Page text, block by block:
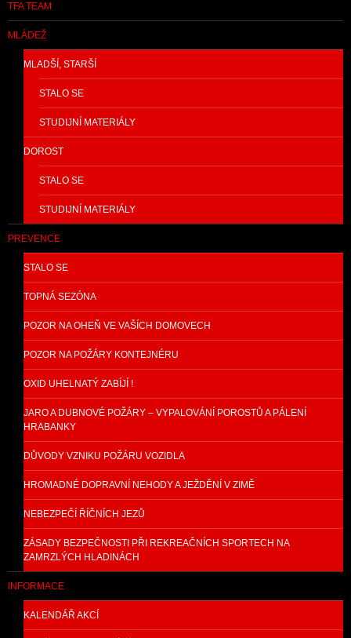
TFA TEAM
MLÁDEŽ
MLADŠÍ, STARŠÍ
STALO SE
STUDIJNÍ MATERIÁLY
DOROST
STALO SE
STUDIJNÍ MATERIÁLY
PREVENCE
STALO SE
TOPNÁ SEZÓNA
POZOR NA OHEŇ VE VAŠÍCH DOMOVECH
POZOR NA POŽÁRY KONTEJNÉRU
OXID UHELNATÝ ZABÍJÍ !
JARO A DUBNOVÉ POŽÁRY – VYPALOVÁNÍ POROSTŮ A PÁLENÍ
HRABANKY
DŮVODY VZNIKU POŽÁRU VOZIDLA
HROMADNÉ DOPRAVNÍ NEHODY A JEŽDĚNÍ V ZIMĚ
NEBEZPEČÍ ŘÍČNÍCH JEZŮ
ZÁSADY BEZPEČNOSTI PŘI REKREAČNÍCH SPORTECH NA
ZAMRZLÝCH HLADINÁCH
INFORMACE
KALENDÁŘ AKCÍ